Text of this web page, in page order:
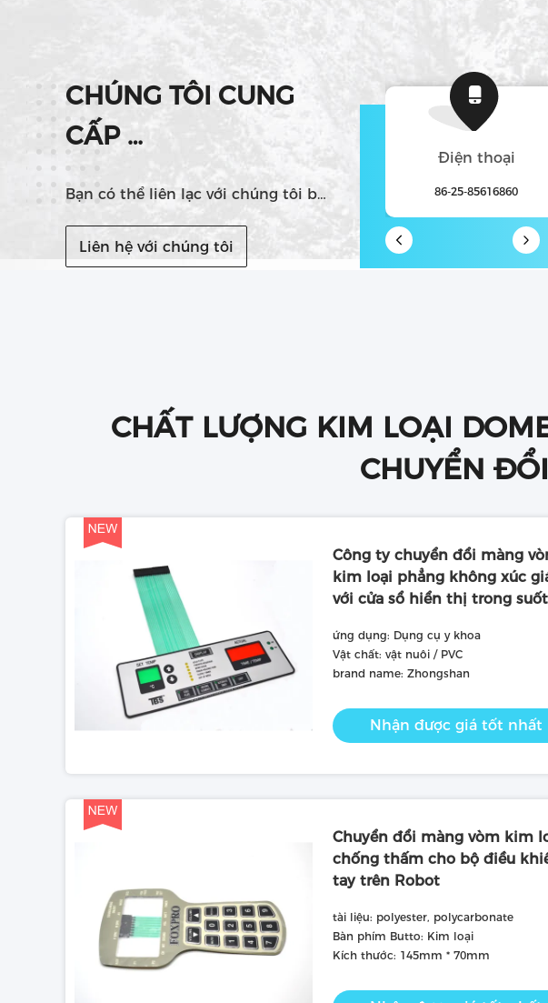
CHÚNG TÔI CUNG
CẤP
Dịch vụ tốt nhất!
Bạn có thể liên lạc với chúng tôi bằng nhiều cách khác nhau
Liên hệ với chúng tôi
wechat Điện thoại
86-25-85616860
CHẤT LƯỢNG KIM LOẠI
CHUYỂN
Công ty chuyển đổi màng
kim loại phẳng không xúc
với cửa sổ hiển thị trong suốt
ứng dụng: Dụng cụ y khoa
Vật chất: vật nuôi / PVC
brand name: Zhongshan
Nhận được giá tốt nhất
Chuyển đổi màng vòm kim
chống thấm cho bộ điều
tay trên Robot
tài liệu: polyester, polycarbonate
Bàn phím Butto: Kim loại
Kích thước: 145mm * 70mm